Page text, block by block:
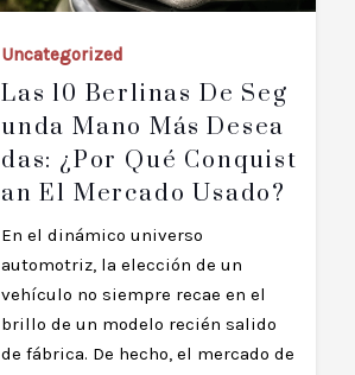
Uncategorized
Las 10 Berlinas De Seg
Unda Mano Más Desea
Das: ¿Por Qué Conquist
An El Mercado Usado?
En el dinámico universo
automotriz, la elección de un
vehículo no siempre recae en el
brillo de un modelo recién salido
de fábrica. De hecho, el mercado de